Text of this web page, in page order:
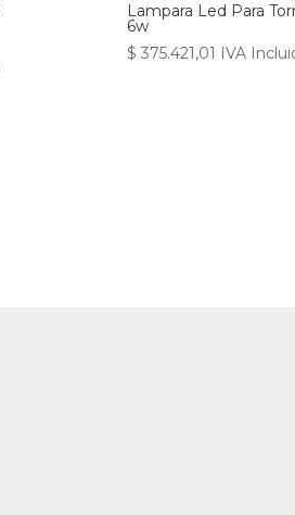
Lampara Led Para
6w
$ 375.421,01 IVA